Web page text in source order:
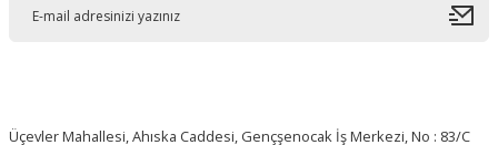
Üçevler Mahallesi, Ahıska Caddesi, Gençşenocak İş Merkezi, No : 83/C